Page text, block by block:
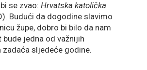
se zvao: Hrvatska katolička
Budući da dogodine slavimo
župe, dobro bi bilo da nam
bude jedna od važnijih
zadaća sljedeće godine.